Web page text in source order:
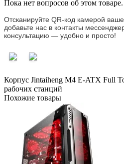
Пока нет вопросов об этом
Отсканируйте QR-код камерой
добавьте нас в контакты
консультацию — удобно и просто!
Корпус Jintaiheng M4 E-ATX Full
рабочих станций
Похожие товары